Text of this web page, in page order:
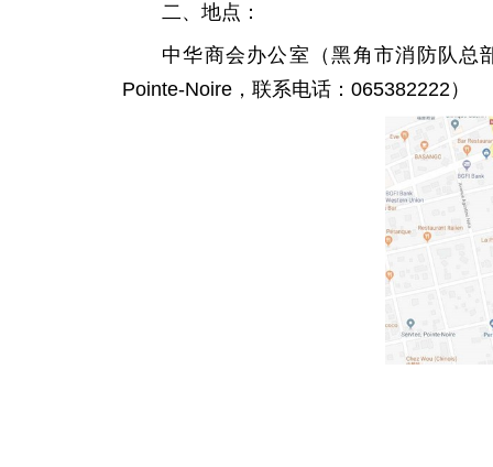
二、地点：
中华商会办公室（黑角市消防队总
Pointe-Noire，联系电话：065382222）